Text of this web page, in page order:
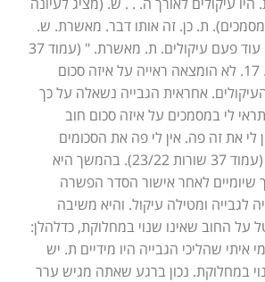
ת. כן. זה אותו דבר. מאשרת. ש.
לאחר מכן היו עוד פעם עיקולים. ת. מאשרת. " (עמוד 37
שורות 11-2). 17. לא הומצאה ראייה על איזה סכום
אחראית הגבייה נשאלה על כך
לי במסמכים על איזה סכום חוב
לי את זה פה. אין לי פה את הסכומים
המפורטים. " (עמוד 37 שורות 23/22). בהמשך היא
שיומיים לאחר אישור הסדר הפשרה
לגבייה ומטילה עיקול. והיא משיבה
על החוב שאינו שנוי במחלוקת, כדלהלן:
איתי שהליכי הגבייה היו מידיים ת. יש
במחלוקת. נכון ברגע שאתה מגיש ערר